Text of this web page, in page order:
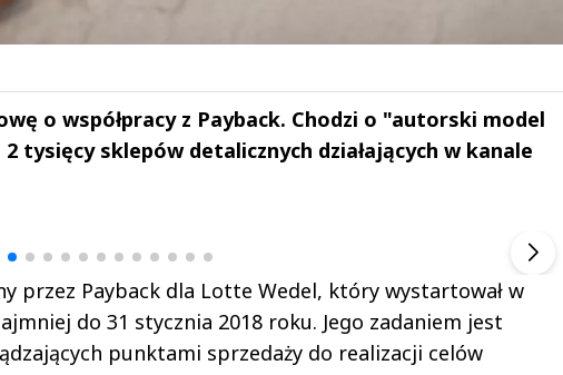
o współpracy z Payback. Chodzi o "autorski model
tysięcy sklepów detalicznych działających w kanale
przez Payback dla Lotte Wedel, który wystartował w
do 31 stycznia 2018 roku. Jego zadaniem jest
punktami sprzedaży do realizacji celów